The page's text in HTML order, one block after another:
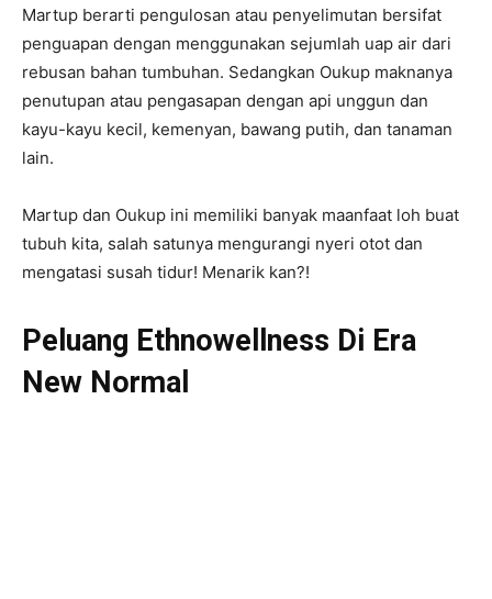
Martup berarti pengulosan atau penyelimutan bersifat
penguapan dengan menggunakan sejumlah uap air dari
rebusan bahan tumbuhan. Sedangkan Oukup maknanya
penutupan atau pengasapan dengan api unggun dan
kayu-kayu kecil, kemenyan, bawang putih, dan tanaman
lain.
Martup dan Oukup ini memiliki banyak maanfaat loh buat
tubuh kita, salah satunya mengurangi nyeri otot dan
mengatasi susah tidur! Menarik kan?!
Peluang Ethnowellness Di Era
New Normal